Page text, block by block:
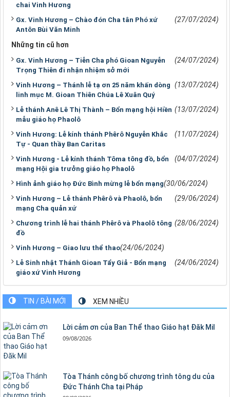
chai Vinh Hương
Gx. Vinh Hương – Chào đón Cha tân Phó xứ
Antôn Bùi Văn Minh
(27/07/2024)
Những tin cũ hơn
Gx. Vinh Hương – Tiễn Cha phó Gioan Nguyễn
Trọng Thiên đi nhận nhiệm sở mới
(24/07/2024)
Vinh Hương – Thánh lễ tạ ơn 25 năm khấn dòng
linh mục M. Gioan Thiên Chúa Lê Xuân Quý
(13/07/2024)
Lễ thánh Anê Lê Thị Thành – Bổn mạng hội Hiền
mẫu giáo họ Phaolô
(13/07/2024)
Vinh Hương: Lễ kính thánh Phêrô Nguyễn Khắc
Tự - Quan thầy Ban Caritas
(11/07/2024)
Vinh Hương - Lễ kính thánh Tôma tông đồ, bổn
mạng Hội gia trưởng giáo họ Phaolô
(04/07/2024)
Hình ảnh giáo họ Đức Bình mừng lễ bổn mạng(30/06/2024)
Vinh Hương – Lễ thánh Phêrô và Phaolô, bổn
mạng Cha quản xứ
(29/06/2024)
Chương trình lễ hai thánh Phêrô và Phaolô tông
đồ
(28/06/2024)
Vinh Hương – Giao lưu thể thao(24/06/2024)
Lễ Sinh nhật Thánh Gioan Tẩy Giả - Bổn mạng
giáo xứ Vinh Hương
(24/06/2024)
TIN / BÀI MỚI XEM NHIỀU
Lời cảm ơn của Ban Thể thao Giáo hạt Đăk Mil
09/08/2026
Tòa Thánh công bố chương trình tông du của
Đức Thánh Cha tại Pháp